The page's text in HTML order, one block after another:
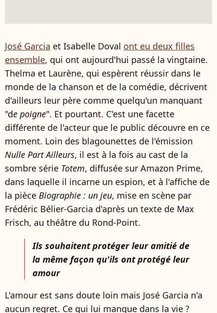
José Garcia et Isabelle Doval ont eu deux filles
ensemble, qui ont aujourd'hui passé la vingtaine.
Thelma et Laurène, qui espèrent réussir dans le
monde de la chanson et de la comédie, décrivent
d'ailleurs leur père comme quelqu'un manquant
"de poigne". Et pourtant. C'est une facette
différente de l'acteur que le public découvre en ce
moment. Loin des blagounettes de l'émission
Nulle Part Ailleurs, il est à la fois au cast de la
sombre série Totem, diffusée sur Amazon Prime,
dans laquelle il incarne un espion, et à l'affiche de
la pièce Biographie : un jeu, mise en scène par
Frédéric Bélier-Garcia d'après un texte de Max
Frisch, au théâtre du Rond-Point.
Ils souhaitent protéger leur amitié de
la même façon qu'ils ont protégé leur
amour
L'amour est sans doute loin mais José Garcia n'a
aucun regret. Ce qui lui manque dans la vie ?